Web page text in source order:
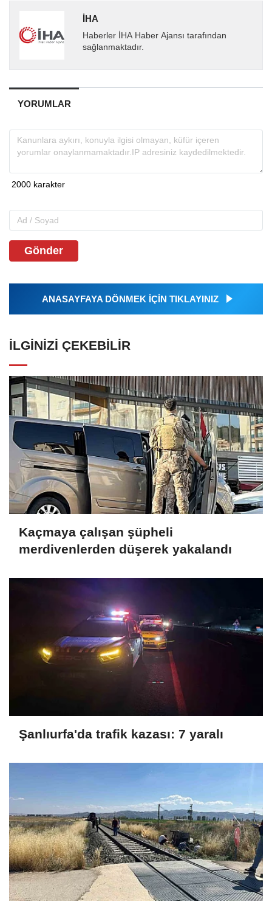
İHA
Haberler İHA Haber Ajansı tarafından
sağlanmaktadır.
YORUMLAR
Gönder
ANASAYFAYA DÖNMEK İÇİN TIKLAYINIZ
İLGINIZI ÇEKEBILIR
Kaçmaya çalışan şüpheli
merdivenlerden düşerek yakalandı
Şanlıurfa'da trafik kazası: 7 yaralı